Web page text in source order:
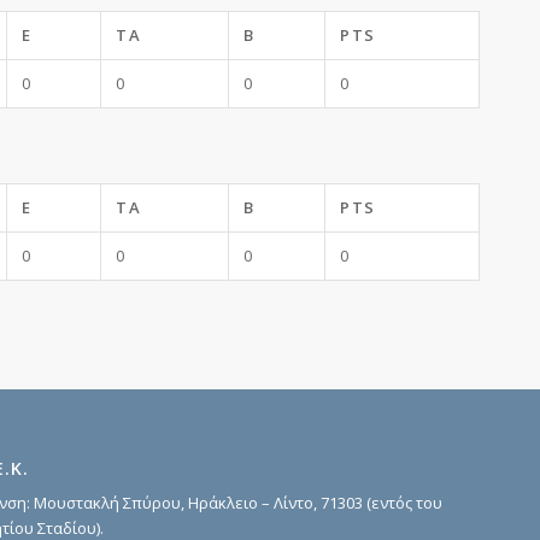
E TA B PTS
0 0 0 0
E TA B PTS
0 0 0 0
Μουστακλή Σπύρου, Ηράκλειο – Λίντο, 71303 (εντός του
Σταδίου).